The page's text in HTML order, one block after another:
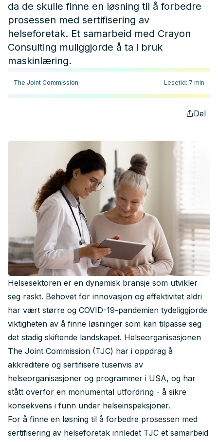
da de skulle finne en løsning til å forbedre
prosessen med sertifisering av
helseforetak. Et samarbeid med Crayon
Consulting muliggjorde å ta i bruk
maskinlæring.
The Joint Commission Lesetid: 7 min
Del
Helsesektoren er en dynamisk bransje som utvikler
seg raskt. Behovet for innovasjon og effektivitet aldri
har vært større og COVID-19-pandemien tydeliggjorde
viktigheten av å finne løsninger som kan tilpasse seg
det stadig skiftende landskapet. Helseorganisasjonen
The Joint Commission (TJC) har i oppdrag å
akkreditere og sertifisere tusenvis av
helseorganisasjoner og programmer i USA, og har
stått overfor en monumental utfordring - å sikre
konsekvens i funn under helseinspeksjoner.
For å finne en løsning til å forbedre prosessen med
sertifisering av helseforetak innledet TJC et samarbeid